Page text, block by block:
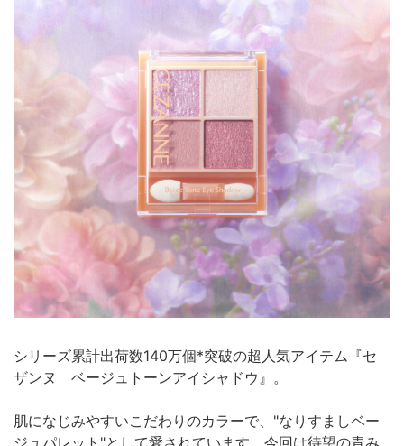
シリーズ累計出荷数140万個*突破の超人気アイテム『セ
ザンヌ ベージュトーンアイシャドウ』。
肌になじみやすいこだわりのカラーで、"なりすましベー